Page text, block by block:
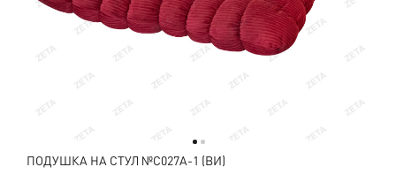
ПОДУШКА НА СТУЛ №C027A-1 (ВИ)